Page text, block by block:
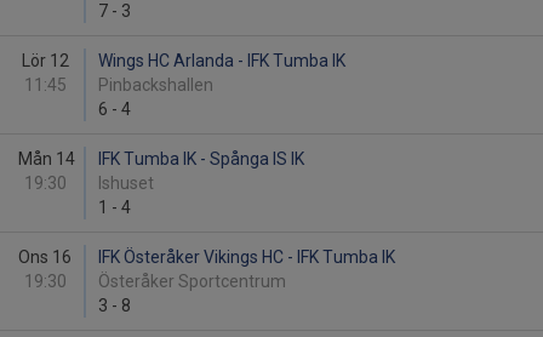
7 - 3
Lör 12
11:45
Wings HC Arlanda - IFK Tumba IK
Pinbackshallen
6 - 4
Mån 14
19:30
IFK Tumba IK - Spånga IS IK
Ishuset
1 - 4
Ons 16
19:30
IFK Österåker Vikings HC - IFK Tumba IK
Österåker Sportcentrum
3 - 8